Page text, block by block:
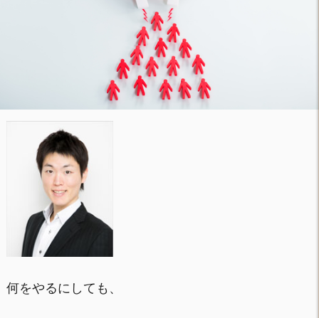
何をやるにしても、